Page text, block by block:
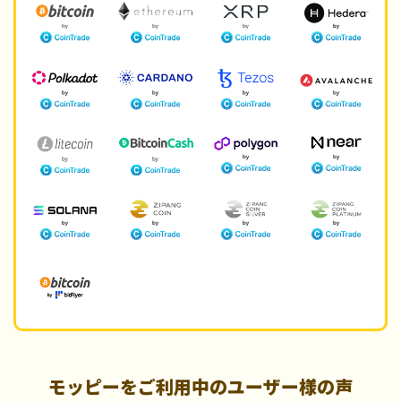
モッピーをご利用中のユーザー様の声